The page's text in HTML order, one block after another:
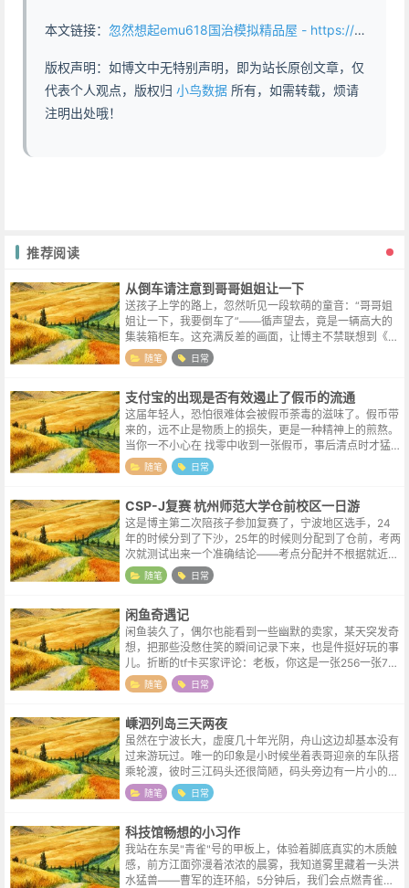
本文链接： 忽然想起emu618国治模拟精品屋 - https://www.abddb.com/something_about_emu618.html
版权声明：如博文中无特别声明，即为站长原创文章，仅
代表个人观点，版权归 小鸟数据 所有，如需转载，烦请
注明出处哦！
推荐阅读
从倒车请注意到哥哥姐姐让一下
送孩子上学的路上，忽然听见一段软萌的童音：“哥哥姐
姐让一下，我要倒车了”——循声望去，竟是一辆高大的
集装箱柜车。这充满反差的画面，让博主不禁联想到《十
万个冷笑话》里那个画风清奇的小哪吒。从前的“倒车，
请注意”，是工业时代的标准化产物：...
随笔 日常
支付宝的出现是否有效遏止了假币的流通
这届年轻人，恐怕很难体会被假币荼毒的滋味了。假币带
来的，远不止是物质上的损失，更是一种精神上的煎熬。
当你一不小心在 找零中收到一张假币，事后清点时才猛
然察觉——那一刻，真正的折磨开始了。是咬牙认亏，亲
手将它销毁？还是硬起心肠，让它继续...
随笔 日常
CSP-J复赛 杭州师范大学仓前校区一日游
这是博主第二次陪孩子参加复赛了，宁波地区选手，24
年的时候分到了下沙，25年的时候则分配到了仓前，考两
次就测试出来一个准确结论——考点分配并不根据就近原
则。因为去年酒店不好订，所以今年早早订好了下沙校区
周边的酒店。结果浙江地区的准考证...
随笔 日常
闲鱼奇遇记
闲鱼装久了，偶尔也能看到一些幽默的卖家，某天突发奇
想，把那些没憋住笑的瞬间记录下来，也是件挺好玩的事
儿。折断的tf卡买家评论：老板，你这是一张256一张768
的呀~随笔 日常
嵊泗列岛三天两夜
虽然在宁波长大，虚度几十年光阴，舟山这边却基本没有
过来游玩过。唯一的印象是小时候坐着表哥迎亲的车队搭
乘轮渡，彼时三江码头还很简陋，码头旁边有一片小的滩
涂，有数不清的小螃蟹忽隐互现。朋友邀约去嵊泗列岛
（嵊泗本岛）小聚，民宿的工作人员在线...
随笔 日常
科技馆畅想的小习作
我站在东吴"青雀"号的甲板上，体验着脚底真实的木质触
感，前方江面弥漫着浓浓的晨雾，我知道雾里藏着一头洪
水猛兽——曹军的连环船，5分钟后，我们会点燃青雀，